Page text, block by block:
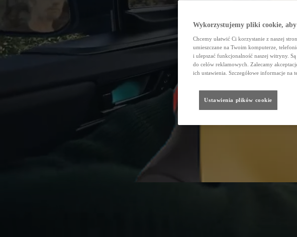
Wykorzystujemy pliki cookie,
Chcemy ułatwić Ci korzystanie z naszej
umieszczane na Twoim komputerze,
i ulepszać funkcjonalność naszej witryny.
do celów reklamowych. Zalecamy
ich ustawienia. Szczegółowe informacje na
Ustawienia plików cookie